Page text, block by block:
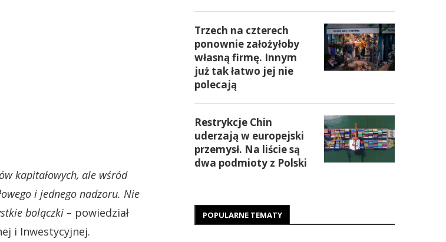
kapitałowych, ale wśród
i jednego nadzoru. Nie
bolączki – powiedział
i Inwestycyjnej.
Trzech na czterech
ponownie założyłoby
własną firmę. Innym
już tak łatwo jej nie
polecają
Restrykcje Chin
uderzają w europejski
przemysł. Na liście są
dwa podmioty z Polski
POPULARNE TEMATY